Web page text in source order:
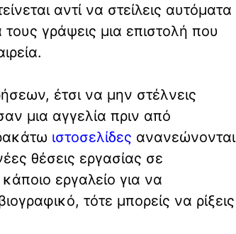
αντί να στείλεις αυτόματα
γράψεις μια επιστολή που
έτσι να μην στέλνεις
μια αγγελία πριν από
ιστοσελίδες ανανεώνονται
θέσεις εργασίας σε
εργαλείο για να
τότε μπορείς να ρίξεις